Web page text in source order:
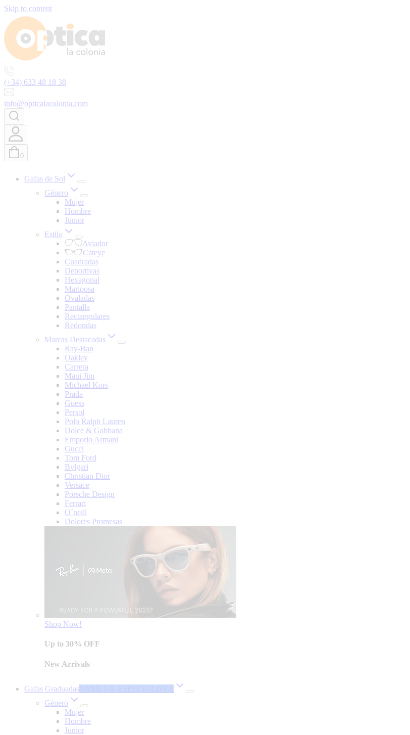
Skip to content
(+34) 633 48 18 38
info@opticalacolonia.com
0
Gafas de Sol
Género
Mujer
Hombre
Junior
Estilo
Aviador
Cateye
Cuadradas
Deportivas
Hexagonal
Mariposa
Ovaladas
Pantalla
Rectangulares
Redondas
Marcas Destacadas
Ray-Ban
Oakley
Carrera
Maui Jim
Michael Kors
Prada
Guess
Persol
Polo Ralph Lauren
Dolce & Gabbana
Emporio Armani
Gucci
Tom Ford
Bvlgari
Christian Dior
Versace
Porsche Design
Ferrari
O´neill
Dolores Promesas
Shop Now!
Up to 30% OFF
New Arrivals
Gafas Graduadas
Género
Mujer
Hombre
Junior